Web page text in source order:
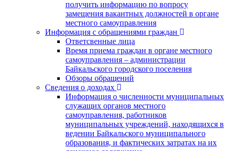
получить информацию по вопросу
замещения вакантных должностей в органе
местного самоуправления
Информация с обращениями граждан
Ответсвенные лица
Время приема граждан в органе местного
самоуправления – администрации
Байкальского городского поселения
Обзоры обращений
Сведения о доходах
Информация о численности муниципальных
служащих органов местного
самоуправления, работников
муниципальных учреждений, находящихся в
ведении Байкальского муниципального
образования, и фактических затратах на их